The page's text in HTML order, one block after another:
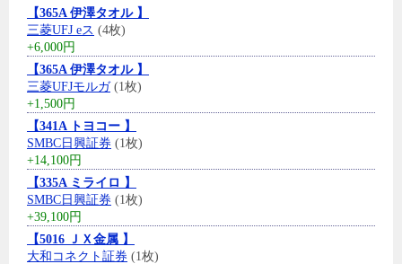
【365A 伊澤タオル 】
三菱UFJ eス (4枚)
+6,000円
【365A 伊澤タオル 】
三菱UFJモルガ(1枚)
+1,500円
【341A トヨコー 】
SMBC日興証券 (1枚)
+14,100円
【335A ミライロ 】
SMBC日興証券 (1枚)
+39,100円
【5016 ＪＸ金属 】
大和コネクト証券 (1枚)